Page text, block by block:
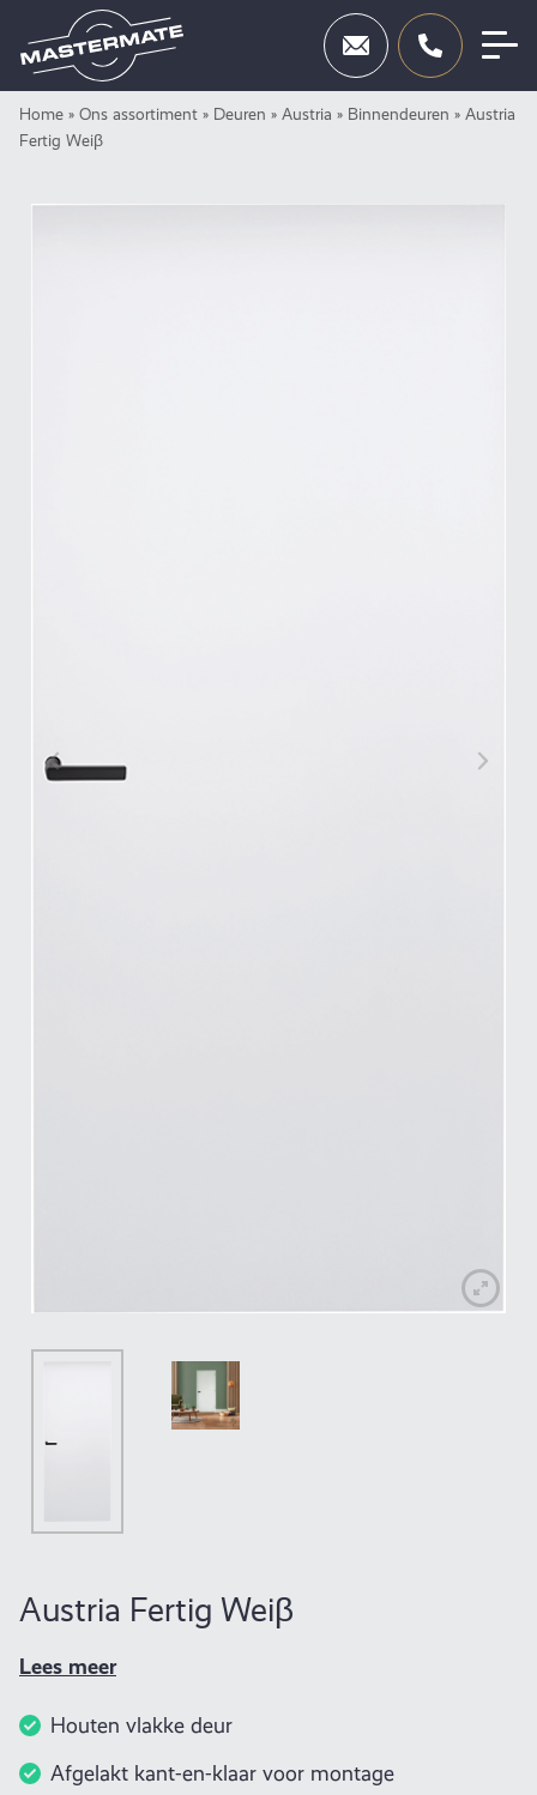
Skip
to
Deuren
Inbraakbeveiliging
Home » Ons assortiment » Deuren » Austria » Binnendeuren » Austria
Fertig Weiβ
Austria Fertig Weiβ
Lees meer
Houten vlakke deur
Afgelakt kant-en-klaar voor montage